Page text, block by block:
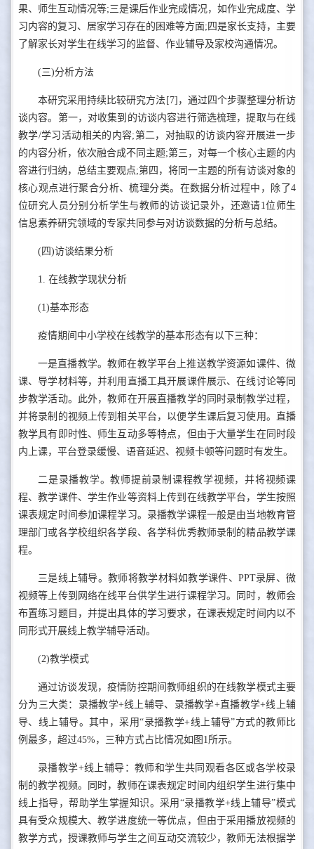
果、师生互动情况等;三是课后作业完成情况，如作业完成度、学
习内容的复习、居家学习存在的困难等方面;四是家长支持，主要
了解家长对学生在线学习的监督、作业辅导及家校沟通情况。
(三)分析方法
本研究采用持续比较研究方法[7]，通过四个步骤整理分析访
谈内容。第一，对收集到的访谈内容进行筛选梳理，提取与在线
教学/学习活动相关的内容;第二，对抽取的访谈内容开展进一步
的内容分析，依次融合成不同主题;第三，对每一个核心主题的内
容进行归纳，总结主要观点;第四，将同一主题的所有访谈对象的
核心观点进行聚合分析、梳理分类。在数据分析过程中，除了4
位研究人员分别分析学生与教师的访谈记录外，还邀请1位师生
信息素养研究领域的专家共同参与对访谈数据的分析与总结。
(四)访谈结果分析
1. 在线教学现状分析
(1)基本形态
疫情期间中小学校在线教学的基本形态有以下三种：
一是直播教学。教师在教学平台上推送教学资源如课件、微
课、导学材料等，并利用直播工具开展课件展示、在线讨论等同
步教学活动。此外，教师在开展直播教学的同时录制教学过程，
并将录制的视频上传到相关平台，以便学生课后复习使用。直播
教学具有即时性、师生互动多等特点，但由于大量学生在同时段
内上课，平台登录缓慢、语音延迟、视频卡顿等问题时有发生。
二是录播教学。教师提前录制课程教学视频，并将视频课
程、教学课件、学生作业等资料上传到在线教学平台，学生按照
课表规定时间参加课程学习。录播教学课程一般是由当地教育管
理部门或各学校组织各学段、各学科优秀教师录制的精品教学课
程。
三是线上辅导。教师将教学材料如教学课件、PPT录屏、微
视频等上传到网络在线平台供学生进行课程学习。同时，教师会
布置练习题目，并提出具体的学习要求，在课表规定时间内以不
同形式开展线上教学辅导活动。
(2)教学模式
通过访谈发现，疫情防控期间教师组织的在线教学模式主要
分为三大类：录播教学+线上辅导、录播教学+直播教学+线上辅
导、线上辅导。其中，采用“录播教学+线上辅导”方式的教师比
例最多，超过45%，三种方式占比情况如图1所示。
录播教学+线上辅导：教师和学生共同观看各区或各学校录
制的教学视频。同时，教师在课表规定时间内组织学生进行集中
线上指导，帮助学生掌握知识。采用“录播教学+线上辅导”模式
具有受众规模大、教学进度统一等优点，但由于采用播放视频的
教学方式，授课教师与学生之间互动交流较少，教师无法根据学